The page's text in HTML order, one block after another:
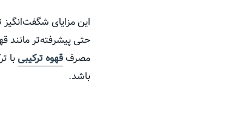
مصرفقهوه ترکیبیبا
باشد.